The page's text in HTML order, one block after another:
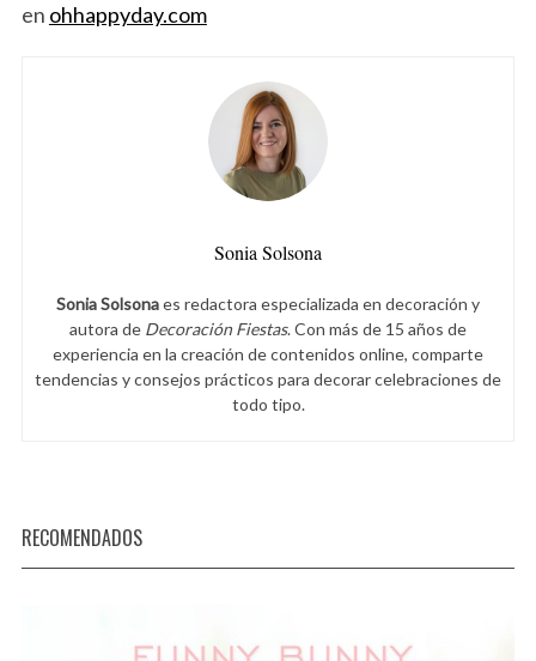
en ohhappyday.com
Sonia Solsona
Sonia Solsonaes redactora especializada en decoración y
autora de Decoración Fiestas. Con más de 15 años de
experiencia en la creación de contenidos online, comparte
tendencias y consejos prácticos para decorar celebraciones de
todo tipo.
RECOMENDADOS